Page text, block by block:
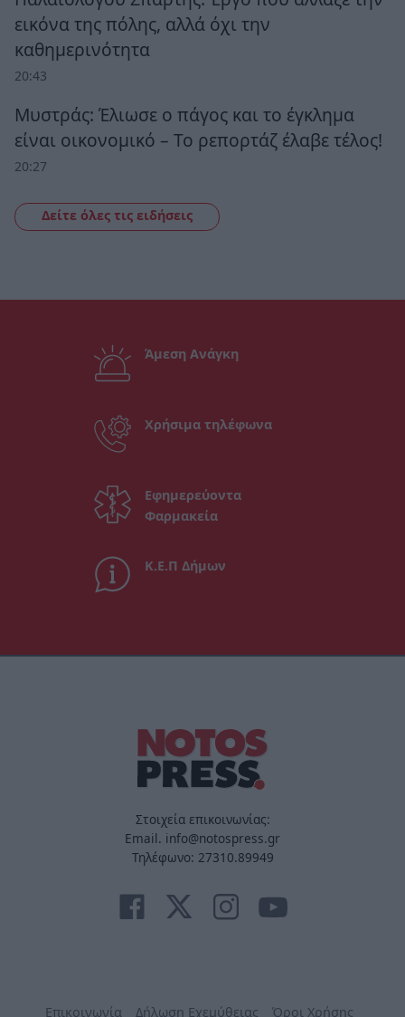
εικόνα της πόλης, αλλά όχι την
καθημερινότητα
20:43
Μυστράς: Έλιωσε ο πάγος και το έγκλημα
είναι οικονομικό – Το ρεπορτάζ έλαβε τέλος!
20:27
Δείτε όλες τις ειδήσεις
Άμεση Ανάγκη
Χρήσιμα τηλέφωνα
Εφημερεύοντα
Φαρμακεία
Κ.Ε.Π Δήμων
Στοιχεία επικοινωνίας:
Email. info@notospress.gr
Τηλέφωνο: 27310.89949
Επικοινωνία Δήλωση Εχεμύθειας Όροι Χρήσης